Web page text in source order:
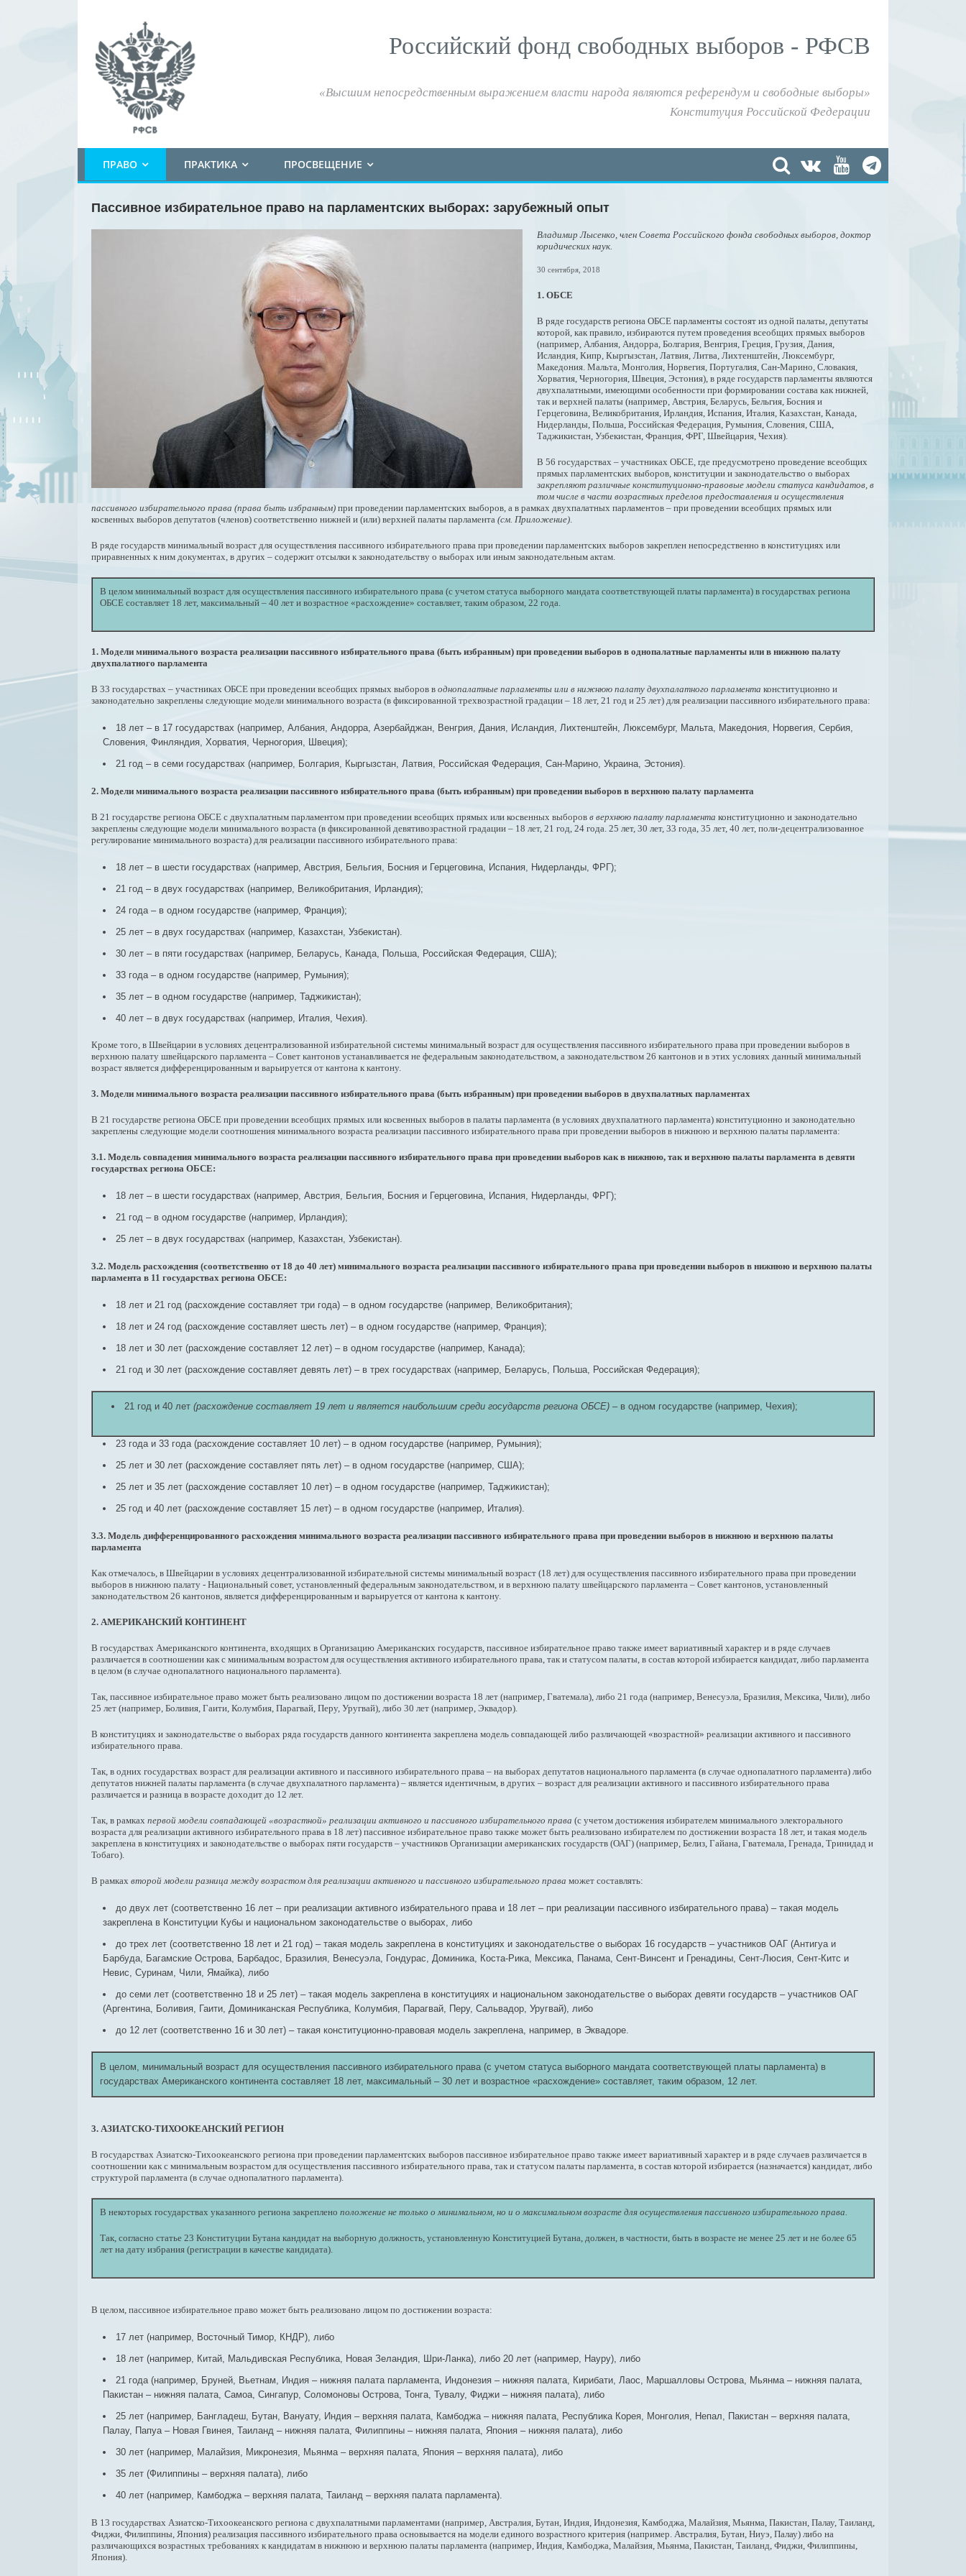
Российский фонд свободных выборов - РФСВ
«Высшим непосредственным выражением власти народа являются референдум и свободные выборы»
Конституция Российской Федерации
ПРАВО ПРАКТИКА ПРОСВЕЩЕНИЕ
Пассивное избирательное право на парламентских выборах: зарубежный опыт
Владимир Лысенко, член Совета Российского фонда свободных выборов, доктор
юридических наук.
30 сентября, 2018
1. ОБСЕ
В ряде государств региона ОБСЕ парламенты состоят из одной палаты, депутаты
которой, как правило, избираются путем проведения всеобщих прямых выборов
(например, Албания, Андорра, Болгария, Венгрия, Греция, Грузия, Дания,
Исландия, Кипр, Кыргызстан, Латвия, Литва, Лихтенштейн, Люксембург,
Македония. Мальта, Монголия, Норвегия, Португалия, Сан-Марино, Словакия,
Хорватия, Черногория, Швеция, Эстония), в ряде государств парламенты являются
двухпалатными, имеющими особенности при формировании состава как нижней,
так и верхней палаты (например, Австрия, Беларусь, Бельгия, Босния и
Герцеговина, Великобритания, Ирландия, Испания, Италия, Казахстан, Канада,
Нидерланды, Польша, Российская Федерация, Румыния, Словения, США,
Таджикистан, Узбекистан, Франция, ФРГ, Швейцария, Чехия).
В 56 государствах – участниках ОБСЕ, где предусмотрено проведение всеобщих
прямых парламентских выборов, конституции и законодательство о выборах
закрепляют различные конституционно-правовые модели статуса кандидатов, в
том числе в части возрастных пределов предоставления и осуществления
пассивного избирательного права (права быть избранным) при проведении парламентских выборов, а в рамках двухпалатных парламентов – при проведении всеобщих прямых или
косвенных выборов депутатов (членов) соответственно нижней и (или) верхней палаты парламента (см. Приложение).
В ряде государств минимальный возраст для осуществления пассивного избирательного права при проведении парламентских выборов закреплен непосредственно в конституциях или
приравненных к ним документах, в других – содержит отсылки к законодательству о выборах или иным законодательным актам.
В целом минимальный возраст для осуществления пассивного избирательного права (с учетом статуса выборного мандата соответствующей платы парламента) в государствах региона
ОБСЕ составляет 18 лет, максимальный – 40 лет и возрастное «расхождение» составляет, таким образом, 22 года.
1. Модели минимального возраста реализации пассивного избирательного права (быть избранным) при проведении выборов в однопалатные парламенты или в нижнюю палату
двухпалатного парламента
В 33 государствах – участниках ОБСЕ при проведении всеобщих прямых выборов в однопалатные парламенты или в нижнюю палату двухпалатного парламента конституционно и
законодательно закреплены следующие модели минимального возраста (в фиксированной трехвозрастной градации – 18 лет, 21 год и 25 лет) для реализации пассивного избирательного права:
18 лет – в 17 государствах (например, Албания, Андорра, Азербайджан, Венгрия, Дания, Исландия, Лихтенштейн, Люксембург, Мальта, Македония, Норвегия, Сербия,
Словения, Финляндия, Хорватия, Черногория, Швеция);
21 год – в семи государствах (например, Болгария, Кыргызстан, Латвия, Российская Федерация, Сан-Марино, Украина, Эстония).
2. Модели минимального возраста реализации пассивного избирательного права (быть избранным) при проведении выборов в верхнюю палату парламента
В 21 государстве региона ОБСЕ с двухпалатным парламентом при проведении всеобщих прямых или косвенных выборов в верхнюю палату парламента конституционно и законодательно
закреплены следующие модели минимального возраста (в фиксированной девятивозрастной градации – 18 лет, 21 год, 24 года. 25 лет, 30 лет, 33 года, 35 лет, 40 лет, поли-децентрализованное
регулирование минимального возраста) для реализации пассивного избирательного права:
18 лет – в шести государствах (например, Австрия, Бельгия, Босния и Герцеговина, Испания, Нидерланды, ФРГ);
21 год – в двух государствах (например, Великобритания, Ирландия);
24 года – в одном государстве (например, Франция);
25 лет – в двух государствах (например, Казахстан, Узбекистан).
30 лет – в пяти государствах (например, Беларусь, Канада, Польша, Российская Федерация, США);
33 года – в одном государстве (например, Румыния);
35 лет – в одном государстве (например, Таджикистан);
40 лет – в двух государствах (например, Италия, Чехия).
Кроме того, в Швейцарии в условиях децентрализованной избирательной системы минимальный возраст для осуществления пассивного избирательного права при проведении выборов в
верхнюю палату швейцарского парламента – Совет кантонов устанавливается не федеральным законодательством, а законодательством 26 кантонов и в этих условиях данный минимальный
возраст является дифференцированным и варьируется от кантона к кантону.
3. Модели минимального возраста реализации пассивного избирательного права (быть избранным) при проведении выборов в двухпалатных парламентах
В 21 государстве региона ОБСЕ при проведении всеобщих прямых или косвенных выборов в палаты парламента (в условиях двухпалатного парламента) конституционно и законодательно
закреплены следующие модели соотношения минимального возраста реализации пассивного избирательного права при проведении выборов в нижнюю и верхнюю палаты парламента:
3.1. Модель совпадения минимального возраста реализации пассивного избирательного права при проведении выборов как в нижнюю, так и верхнюю палаты парламента в девяти
государствах региона ОБСЕ:
18 лет – в шести государствах (например, Австрия, Бельгия, Босния и Герцеговина, Испания, Нидерланды, ФРГ);
21 год – в одном государстве (например, Ирландия);
25 лет – в двух государствах (например, Казахстан, Узбекистан).
3.2. Модель расхождения (соответственно от 18 до 40 лет) минимального возраста реализации пассивного избирательного права при проведении выборов в нижнюю и верхнюю палаты
парламента в 11 государствах региона ОБСЕ:
18 лет и 21 год (расхождение составляет три года) – в одном государстве (например, Великобритания);
18 лет и 24 год (расхождение составляет шесть лет) – в одном государстве (например, Франция);
18 лет и 30 лет (расхождение составляет 12 лет) – в одном государстве (например, Канада);
21 год и 30 лет (расхождение составляет девять лет) – в трех государствах (например, Беларусь, Польша, Российская Федерация);
21 год и 40 лет (расхождение составляет 19 лет и является наибольшим среди государств региона ОБСЕ) – в одном государстве (например, Чехия);
23 года и 33 года (расхождение составляет 10 лет) – в одном государстве (например, Румыния);
25 лет и 30 лет (расхождение составляет пять лет) – в одном государстве (например, США);
25 лет и 35 лет (расхождение составляет 10 лет) – в одном государстве (например, Таджикистан);
25 год и 40 лет (расхождение составляет 15 лет) – в одном государстве (например, Италия).
3.3. Модель дифференцированного расхождения минимального возраста реализации пассивного избирательного права при проведении выборов в нижнюю и верхнюю палаты
парламента
Как отмечалось, в Швейцарии в условиях децентрализованной избирательной системы минимальный возраст (18 лет) для осуществления пассивного избирательного права при проведении
выборов в нижнюю палату - Национальный совет, установленный федеральным законодательством, и в верхнюю палату швейцарского парламента – Совет кантонов, установленный
законодательством 26 кантонов, является дифференцированным и варьируется от кантона к кантону.
2. АМЕРИКАНСКИЙ КОНТИНЕНТ
В государствах Американского континента, входящих в Организацию Американских государств, пассивное избирательное право также имеет вариативный характер и в ряде случаев
различается в соотношении как с минимальным возрастом для осуществления активного избирательного права, так и статусом палаты, в состав которой избирается кандидат, либо парламента
в целом (в случае однопалатного национального парламента).
Так, пассивное избирательное право может быть реализовано лицом по достижении возраста 18 лет (например, Гватемала), либо 21 года (например, Венесуэла, Бразилия, Мексика, Чили), либо
25 лет (например, Боливия, Гаити, Колумбия, Парагвай, Перу, Уругвай), либо 30 лет (например, Эквадор).
В конституциях и законодательстве о выборах ряда государств данного континента закреплена модель совпадающей либо различающей «возрастной» реализации активного и пассивного
избирательного права.
Так, в одних государствах возраст для реализации активного и пассивного избирательного права – на выборах депутатов национального парламента (в случае однопалатного парламента) либо
депутатов нижней палаты парламента (в случае двухпалатного парламента) – является идентичным, в других – возраст для реализации активного и пассивного избирательного права
различается и разница в возрасте доходит до 12 лет.
Так, в рамках первой модели совпадающей «возрастной» реализации активного и пассивного избирательного права (с учетом достижения избирателем минимального электорального
возраста для реализации активного избирательного права в 18 лет) пассивное избирательное право также может быть реализовано избирателем по достижении возраста 18 лет, и такая модель
закреплена в конституциях и законодательстве о выборах пяти государств – участников Организации американских государств (ОАГ) (например, Белиз, Гайана, Гватемала, Гренада, Тринидад и
Тобаго).
В рамках второй модели разница между возрастом для реализации активного и пассивного избирательного права может составлять:
до двух лет (соответственно 16 лет – при реализации активного избирательного права и 18 лет – при реализации пассивного избирательного права) – такая модель
закреплена в Конституции Кубы и национальном законодательстве о выборах, либо
до трех лет (соответственно 18 лет и 21 год) – такая модель закреплена в конституциях и законодательстве о выборах 16 государств – участников ОАГ (Антигуа и
Барбуда, Багамские Острова, Барбадос, Бразилия, Венесуэла, Гондурас, Доминика, Коста-Рика, Мексика, Панама, Сент-Винсент и Гренадины, Сент-Люсия, Сент-Китс и
Невис, Суринам, Чили, Ямайка), либо
до семи лет (соответственно 18 и 25 лет) – такая модель закреплена в конституциях и национальном законодательстве о выборах девяти государств – участников ОАГ
(Аргентина, Боливия, Гаити, Доминиканская Республика, Колумбия, Парагвай, Перу, Сальвадор, Уругвай), либо
до 12 лет (соответственно 16 и 30 лет) – такая конституционно-правовая модель закреплена, например, в Эквадоре.
В целом, минимальный возраст для осуществления пассивного избирательного права (с учетом статуса выборного мандата соответствующей платы парламента) в
государствах Американского континента составляет 18 лет, максимальный – 30 лет и возрастное «расхождение» составляет, таким образом, 12 лет.
3. АЗИАТСКО-ТИХООКЕАНСКИЙ РЕГИОН
В государствах Азиатско-Тихоокеанского региона при проведении парламентских выборов пассивное избирательное право также имеет вариативный характер и в ряде случаев различается в
соотношении как с минимальным возрастом для осуществления пассивного избирательного права, так и статусом палаты парламента, в состав которой избирается (назначается) кандидат, либо
структурой парламента (в случае однопалатного парламента).
В некоторых государствах указанного региона закреплено положение не только о минимальном, но и о максимальном возрасте для осуществления пассивного избирательного права.
Так, согласно статье 23 Конституции Бутана кандидат на выборную должность, установленную Конституцией Бутана, должен, в частности, быть в возрасте не менее 25 лет и не более 65
лет на дату избрания (регистрации в качестве кандидата).
В целом, пассивное избирательное право может быть реализовано лицом по достижении возраста:
17 лет (например, Восточный Тимор, КНДР), либо
18 лет (например, Китай, Мальдивская Республика, Новая Зеландия, Шри-Ланка), либо 20 лет (например, Науру), либо
21 года (например, Бруней, Вьетнам, Индия – нижняя палата парламента, Индонезия – нижняя палата, Кирибати, Лаос, Маршалловы Острова, Мьянма – нижняя палата,
Пакистан – нижняя палата, Самоа, Сингапур, Соломоновы Острова, Тонга, Тувалу, Фиджи – нижняя палата), либо
25 лет (например, Бангладеш, Бутан, Вануату, Индия – верхняя палата, Камбоджа – нижняя палата, Республика Корея, Монголия, Непал, Пакистан – верхняя палата,
Палау, Папуа – Новая Гвинея, Таиланд – нижняя палата, Филиппины – нижняя палата, Япония – нижняя палата), либо
30 лет (например, Малайзия, Микронезия, Мьянма – верхняя палата, Япония – верхняя палата), либо
35 лет (Филиппины – верхняя палата), либо
40 лет (например, Камбоджа – верхняя палата, Таиланд – верхняя палата парламента).
В 13 государствах Азиатско-Тихоокеанского региона с двухпалатными парламентами (например, Австралия, Бутан, Индия, Индонезия, Камбоджа, Малайзия, Мьянма, Пакистан, Палау, Таиланд,
Фиджи, Филиппины, Япония) реализация пассивного избирательного права основывается на модели единого возрастного критерия (например. Австралия, Бутан, Ниуэ, Палау) либо на
различающихся возрастных требованиях к кандидатам в нижнюю и верхнюю палаты парламента (например, Индия, Камбоджа, Малайзия, Мьянма, Пакистан, Таиланд, Фиджи, Филиппины,
Япония).